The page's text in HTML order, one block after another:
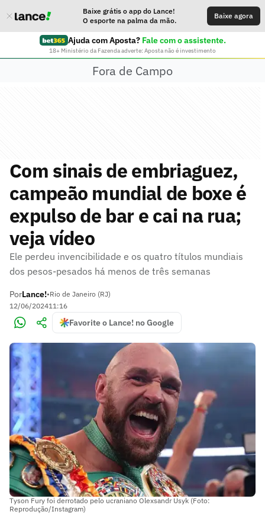
Baixe grátis o app do Lance!
O esporte na palma da mão.
Baixe agora
Ajuda com Aposta? Fale com o assistente.
18+ Ministério da Fazenda adverte: Aposta não é investimento
Fora de Campo
Com sinais de embriaguez,
campeão mundial de boxe é
expulso de bar e cai na rua;
veja vídeo
Ele perdeu invencibilidade e os quatro títulos mundiais
dos pesos-pesados há menos de três semanas
PorLance!•Rio de Janeiro (RJ)
12/06/202411:16
Favorite o Lance! no Google
Tyson Fury foi derrotado pelo ucraniano Olexsandr Usyk (Foto:
Reprodução/Instagram)